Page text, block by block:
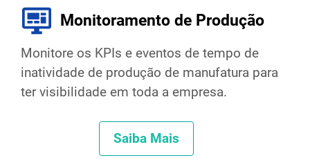
Monitoramento de Produção
Monitore os KPIs e eventos de tempo de
inatividade de produção de manufatura para
ter visibilidade em toda a empresa.
Saiba Mais